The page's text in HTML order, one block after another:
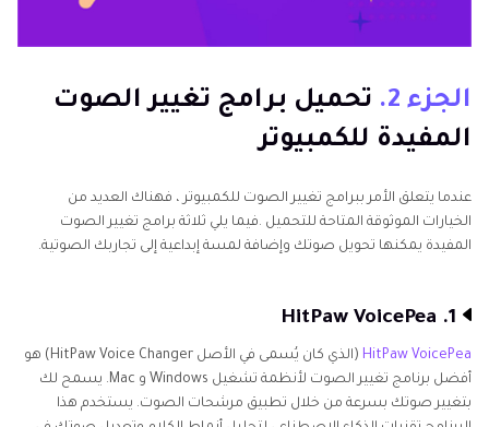
الجزء 2.
تحميل برامج تغيير الصوت
المفيدة للكمبيوتر
عندما يتعلق الأمر ببرامج تغيير الصوت للكمبيوتر ، فهناك العديد من
الخيارات الموثوقة المتاحة للتحميل .فيما يلي ثلاثة برامج تغيير الصوت
المفيدة يمكنها تحويل صوتك وإضافة لمسة إبداعية إلى تجاربك الصوتية.
1. HitPaw VoicePea
HitPaw VoicePea
(الذي كان يُسمى في الأصل HitPaw Voice Changer) هو
أفضل برنامج تغيير الصوت لأنظمة تشغيل Windows و Mac. يسمح لك
بتغيير صوتك بسرعة من خلال تطبيق مرشحات الصوت. يستخدم هذا